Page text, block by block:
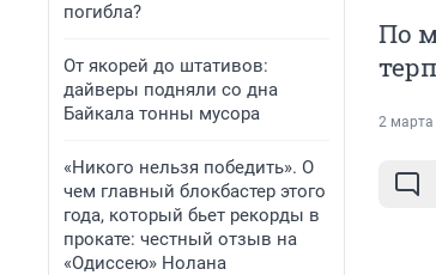
погибла?
От якорей до штативов:
дайверы подняли со дна
Байкала тонны мусора
«Никого нельзя победить». О
чем главный блокбастер этого
года, который бьет рекорды в
прокате: честный отзыв на
«Одиссею» Нолана
По
2 марта